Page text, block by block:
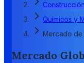
Químicos y
Mercado de
Mercado